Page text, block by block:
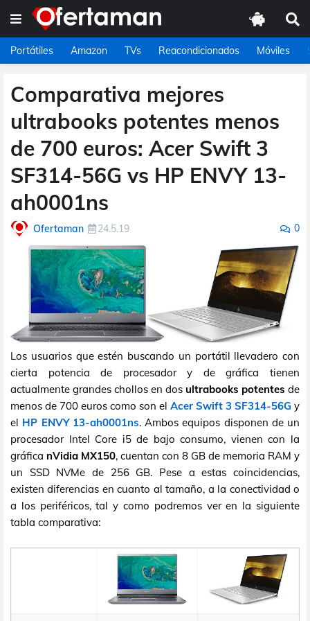
Portátiles Amazon TVs Reacondicionados Móviles
Comparativa mejores
ultrabooks potentes menos
de 700 euros: Acer Swift 3
SF314-56G vs HP ENVY 13-
ah0001ns
Ofertaman 24.5.19 0
Los usuarios que estén buscando un portátil llevadero con
cierta potencia de procesador y de gráfica tienen
actualmente grandes chollos en dos ultrabooks potentes de
menos de 700 euros como son el Acer Swift 3 SF314-56G y
el HP ENVY 13-ah0001ns. Ambos equipos disponen de un
procesador Intel Core i5 de bajo consumo, vienen con la
gráfica nVidia MX150, cuentan con 8 GB de memoria RAM y
un SSD NVMe de 256 GB. Pese a estas coincidencias,
existen diferencias en cuanto al tamaño, a la conectividad o
a los periféricos, tal y como podremos ver en la siguiente
tabla comparativa: